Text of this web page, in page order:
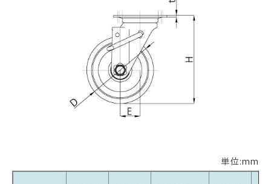
単位:mm